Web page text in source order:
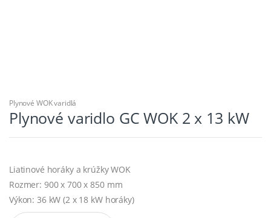
Plynové WOK varidlá
Plynové varidlo GC WOK 2 x 13 kW
Liatinové horáky a krúžky WOK
Rozmer: 900 x 700 x 850 mm
Výkon: 36 kW (2 x 18 kW horáky)